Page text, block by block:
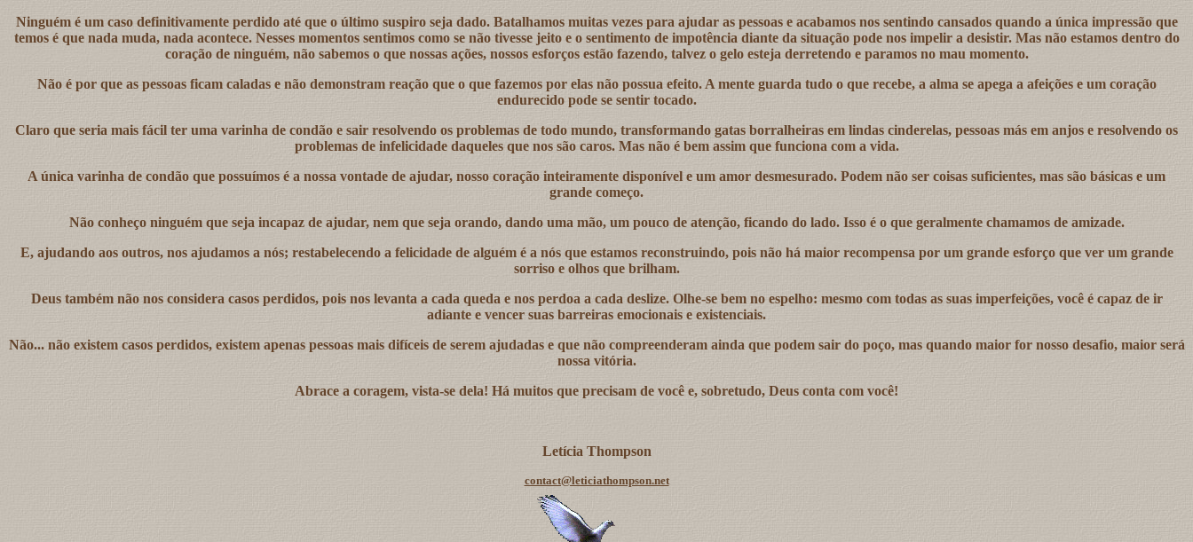
Ninguém é um caso definitivamente perdido até que o último suspiro seja dado. Batalhamos muitas vezes para ajudar as pessoas e acabamos nos sentindo cansados quando a única impressão que
temos é que nada muda, nada acontece. Nesses momentos sentimos como se não tivesse jeito e o sentimento de impotência diante da situação pode nos impelir a desistir. Mas não estamos dentro do
coração de ninguém, não sabemos o que nossas ações, nossos esforços estão fazendo, talvez o gelo esteja derretendo e paramos no mau momento.
Não é por que as pessoas ficam caladas e não demonstram reação que o que fazemos por elas não possua efeito. A mente guarda tudo o que recebe, a alma se apega a afeições e um coração
endurecido pode se sentir tocado.
Claro que seria mais fácil ter uma varinha de condão e sair resolvendo os problemas de todo mundo, transformando gatas borralheiras em lindas cinderelas, pessoas más em anjos e resolvendo os
problemas de infelicidade daqueles que nos são caros. Mas não é bem assim que funciona com a vida.
A única varinha de condão que possuímos é a nossa vontade de ajudar, nosso coração inteiramente disponível e um amor desmesurado. Podem não ser coisas suficientes, mas são básicas e um
grande começo.
Não conheço ninguém que seja incapaz de ajudar, nem que seja orando, dando uma mão, um pouco de atenção, ficando do lado. Isso é o que geralmente chamamos de amizade.
E, ajudando aos outros, nos ajudamos a nós; restabelecendo a felicidade de alguém é a nós que estamos reconstruindo, pois não há maior recompensa por um grande esforço que ver um grande
sorriso e olhos que brilham.
Deus também não nos considera casos perdidos, pois nos levanta a cada queda e nos perdoa a cada deslize. Olhe-se bem no espelho: mesmo com todas as suas imperfeições, você é capaz de ir
adiante e vencer suas barreiras emocionais e existenciais.
Não... não existem casos perdidos, existem apenas pessoas mais difíceis de serem ajudadas e que não compreenderam ainda que podem sair do poço, mas quando maior for nosso desafio, maior será
nossa vitória.
Abrace a coragem, vista-se dela! Há muitos que precisam de você e, sobretudo, Deus conta com você!
Letícia Thompson
contact@leticiathompson.net